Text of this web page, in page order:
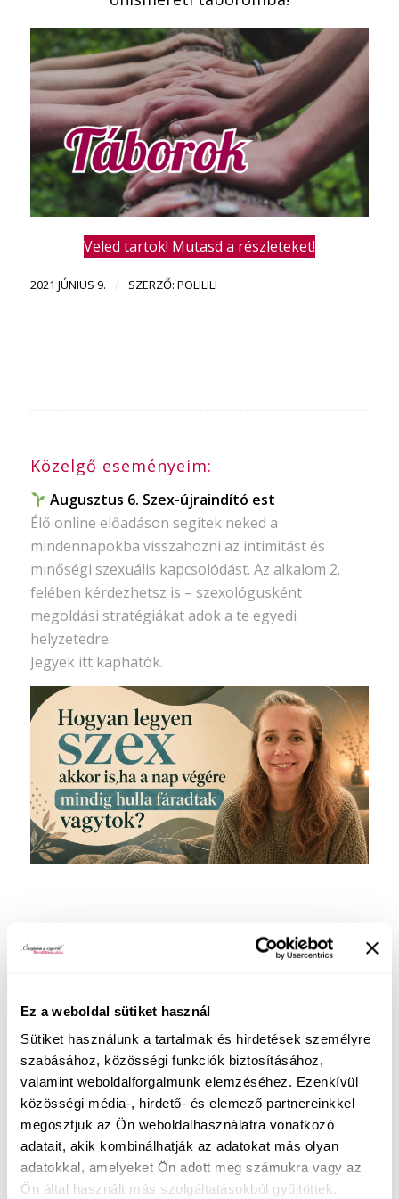
Ez a weboldal sütiket használ
Sütiket használunk a tartalmak és hirdetések személyre
szabásához, közösségi funkciók biztosításához,
valamint weboldalforgalmunk elemzéséhez. Ezenkívül
közösségi média-, hirdető- és elemező partnereinkkel
megosztjuk az Ön weboldalhasználatra vonatkozó
adatait, akik kombinálhatják az adatokat más olyan
adatokkal, amelyeket Ön adott meg számukra vagy az
Ön által használt más szolgáltatásokból gyűjtöttek.
Veled tartok! Mutasd a részleteket!
2021 JÚNIUS 9. / SZERZŐ: POLILILI
Közelgő eseményeim:
Augusztus 6. Szex-újraindító est
Élő online előadáson segítek neked a
mindennapokba visszahozni az intimitást és
minőségi szexuális kapcsolódást. Az alkalom 2.
felében kérdezhetsz is – szexológusként
megoldási stratégiákat adok a te egyedi
helyzetedre.
Jegyek itt kaphatók.
Könyvem:
és önismereti eszköztár
, amivel igazán izgalmas
játékosan le is bonthatod a szégyenlősséget, hogy
az együttléteid egész jóból éteri szintre
emelkedjenek!
Nyíltan a szexről – kézikönyv és
kártyamellékletek